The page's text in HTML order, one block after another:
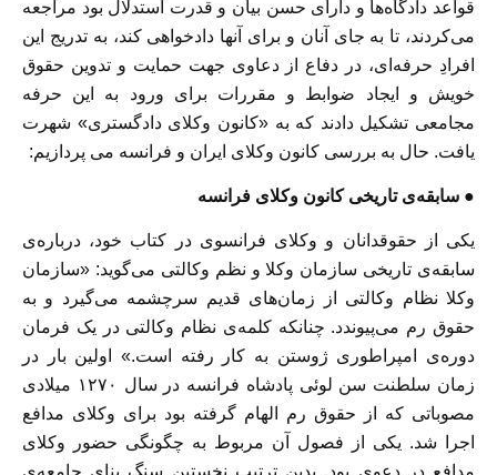
قواعد دادگاه‌ها و دارای حسن بیان و قدرت استدلال بود مراجعه
می‌کردند، تا به جای آنان و برای آنها دادخواهی کند، به تدریج این
افرادِ حرفه‌ای، در دفاع از دعاوی جهت حمایت و تدوین حقوق
خویش و ایجاد ضوابط و مقررات برای ورود به این حرفه
مجامعی تشکیل دادند که به «کانون وکلای دادگستری» شهرت
یافت. حال به بررسی کانون وکلای ایران و فرانسه می پردازیم:
● سابقه‌ی تاریخی کانون وکلای فرانسه
یکی از حقوقدانان و وکلای فرانسوی در کتاب خود، درباره‌ی
سابقه‌ی تاریخی سازمان وکلا و نظم وکالتی می‌گوید: «سازمان
وکلا نظام وکالتی از زمان‌های قدیم سرچشمه می‌گیرد و به
حقوق رم می‌پیوندد. چنانکه کلمه‌ی نظام وکالتی در یک فرمان
دوره‌ی امپراطوری ژوستن به کار رفته است.» اولین بار در
زمان سلطنت سن لوئی پادشاه فرانسه در سال ۱۲۷۰ میلادی
مصوباتی که از حقوق رم الهام گرفته بود برای وکلای مدافع
اجرا شد. یکی از فصول آن مربوط به چگونگی حضور وکلای